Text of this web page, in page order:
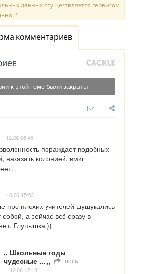
данных осуществляется сервисом
*
комментариев
к этой теме были закрыты
12.06 06:49
пораждает подобных
наказать колонией, вмиг
10.06 15:08
про плохих учителей шушукались
а сейчас всё сразу в
Глупышка ))
,, Школьные годы
чудесные ... ,,
Гостъ
12.06 12:13